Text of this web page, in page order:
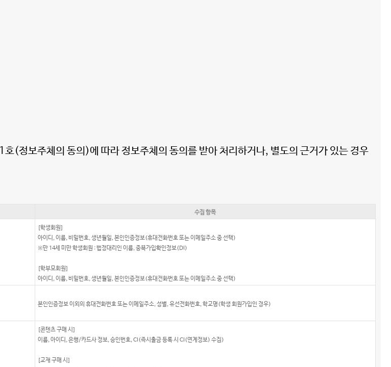
(정보주체의 동의)에 따라 정보주체의 동의를 받아 처리하거나, 별도의 근거가 있는 경우
수집 항목
[학생회원]
아이디, 이름, 비밀번호, 생년월일, 본인인증정보(휴대전화번호 또는 이메일주소 중 선택)
※만 14세 미만 학생회원 : 법정대리인 이름, 중복가입확인정보(DI)
[학부모회원]
아이디, 이름, 비밀번호, 생년월일, 본인인증정보(휴대전화번호 또는 이메일주소 중 선택)
본인인증정보 이외의 휴대전화번호 또는 이메일주소, 성별, 유선전화번호, 학교명(학생 회원가입인 경우)
[콘텐츠 구매 시]
이름, 아이디, 은행/카드사 정보, 승인번호, CI(즉시출금 등록 시 CI(연계정보) 수집)
[교재 구매 시]